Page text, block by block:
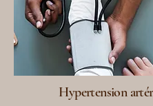
Hypertension